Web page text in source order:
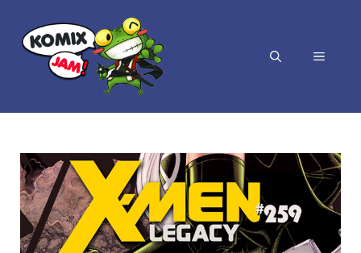
contenuto
MENU